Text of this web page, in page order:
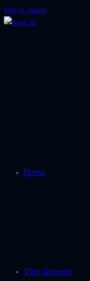
Skip to content
Home
Våre tjenester